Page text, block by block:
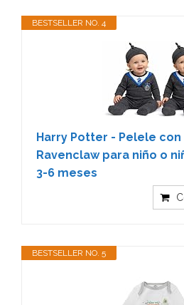
BESTSELLER NO. 4
Harry Potter - Pelele
Ravenclaw para niño o
3-6 meses
BESTSELLER NO. 5